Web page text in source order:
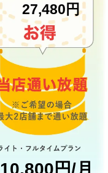
27,480円
10,800円/月